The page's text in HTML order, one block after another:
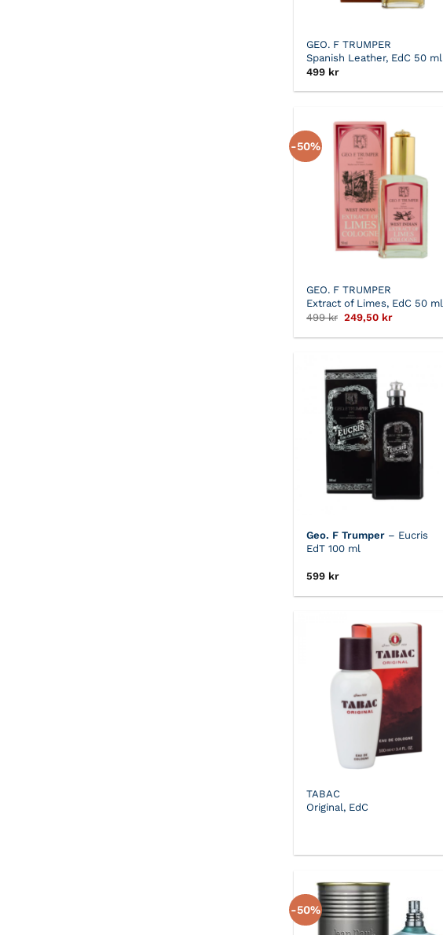
GEO. F TRUMPER
Spanish Leather, EdC 50 ml
499 kr
-50%
GEO. F TRUMPER
Extract of Limes, EdC 50 ml
499kr Det
priset
249,50 krDet
priset
Geo. F Trumper – Eucris
EdT 100 ml
599 kr
TABAC
Original, EdC
-50%